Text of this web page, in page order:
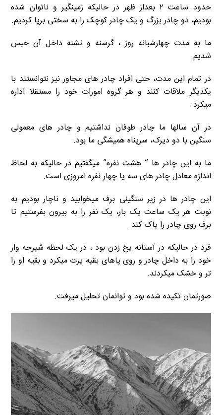
حدود ساعت ۲ بعداز ظهر در حالیکه زمینگیر و ناتوان شده
بودیم، دو چادر بزرگ و یک چادر کوچک را به سختی برپا کردیم.
ما به مدت چهارشبانه روز ، گرسنه و تشنه داخل آن حبس
شدیم.
در تمام این مدت، حتی افراد چادر های مجاور نیز نتوانستند با
یکدیگر ملاقات کنند و هر گروه امورات خود را مستقلا اداره
میکرد.
در آن سالها ما چادر طوفان نداشتیم و چادر های معمولی
سنگین با دو دیرک، سرپناه همیشگی ما بود.
ما به این چادر ها ” هشت نفره” میگفتیم در حالیکه به لحاظ
اندازه معادل چادر های سه یا چهار نفره امروزی است.
این چادر ها در زیر سنگینی برف میخوابید و ناچار بودیم به
نوبت هر یک ساعت یک بار، یک نفر را به بیرون بفرستیم تا
برف روی چادر را پاک کند.
فرد در حالیکه در آستانه یخ زدن بود ، در یک لحظه شیرجه وار
خود را به داخل چادر و روی پاهای بقیه پرت میکرد و بقیه او را
تر و خشک میکردند.
صورتمان تکیده شده بود و توانمان تحلیل میرفت.